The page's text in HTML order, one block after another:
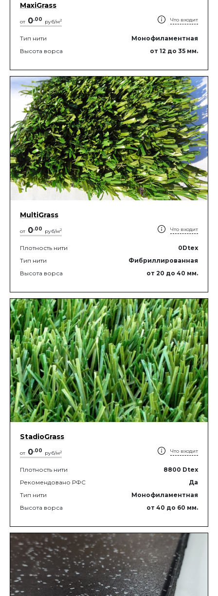
MaxiGrass
от 0.00 руб/м2 Что входит
Тип нити
Монофиламентная
Высота ворса
от 12 до 35 мм.
MultiGrass
от 0.00 руб/м2 Что входит
Плотность нити 0Dtex
Тип нити
Фибриллированная
Высота ворса
от 20 до 40 мм.
StadioGrass
от 0.00 руб/м2 Что входит
Плотность нити 8800 Dtex
Рекомендовано РФС
Да
Тип нити
Монофиламентная
Высота ворса
от 40 до 60 мм.